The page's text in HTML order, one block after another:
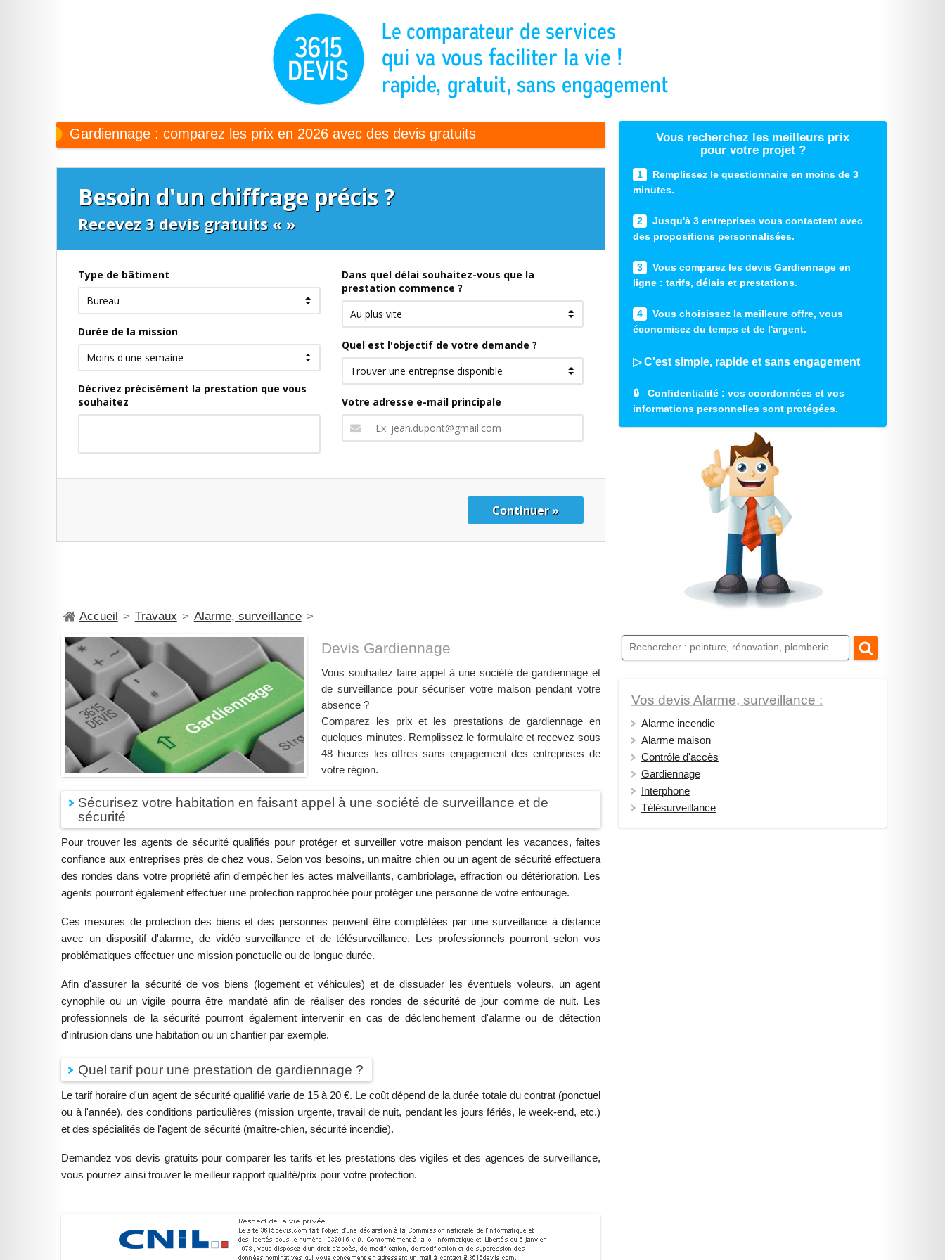
Gardiennage : comparez les prix en 2026 avec des devis gratuits
Accueil > Travaux > Alarme, surveillance >
Devis Gardiennage
Vous souhaitez faire appel à une société de gardiennage et
de surveillance pour sécuriser votre maison pendant votre
absence ?
Comparez les prix et les prestations de gardiennage en
quelques minutes. Remplissez le formulaire et recevez sous
48 heures les offres sans engagement des entreprises de
votre région.
Sécurisez votre habitation en faisant appel à une société de surveillance et de
sécurité
Pour trouver les agents de sécurité qualifiés pour protéger et surveiller votre maison pendant les vacances, faites
confiance aux entreprises près de chez vous. Selon vos besoins, un maître chien ou un agent de sécurité effectuera
des rondes dans votre propriété afin d'empêcher les actes malveillants, cambriolage, effraction ou détérioration. Les
agents pourront également effectuer une protection rapprochée pour protéger une personne de votre entourage.
Ces mesures de protection des biens et des personnes peuvent être complétées par une surveillance à distance
avec un dispositif d'alarme, de vidéo surveillance et de télésurveillance. Les professionnels pourront selon vos
problématiques effectuer une mission ponctuelle ou de longue durée.
Afin d'assurer la sécurité de vos biens (logement et véhicules) et de dissuader les éventuels voleurs, un agent
cynophile ou un vigile pourra être mandaté afin de réaliser des rondes de sécurité de jour comme de nuit. Les
professionnels de la sécurité pourront également intervenir en cas de déclenchement d'alarme ou de détection
d'intrusion dans une habitation ou un chantier par exemple.
Quel tarif pour une prestation de gardiennage ?
Le tarif horaire d'un agent de sécurité qualifié varie de 15 à 20 €. Le coût dépend de la durée totale du contrat (ponctuel
ou à l'année), des conditions particulières (mission urgente, travail de nuit, pendant les jours fériés, le week-end, etc.)
et des spécialités de l'agent de sécurité (maître-chien, sécurité incendie).
Demandez vos devis gratuits pour comparer les tarifs et les prestations des vigiles et des agences de surveillance,
vous pourrez ainsi trouver le meilleur rapport qualité/prix pour votre protection.
Vous recherchez les meilleurs prix
pour votre projet ?
1
Remplissez le questionnaire en moins de 3
minutes.
2
Jusqu'à 3 entreprises vous contactent avec
des propositions personnalisées.
3
Vous comparez les devis Gardiennage en
ligne : tarifs, délais et prestations.
4
Vous choisissez la meilleure offre, vous
économisez du temps et de l'argent.
▷ C'est simple, rapide et sans engagement
🔒 Confidentialité : vos coordonnées et vos
informations personnelles sont protégées.
Vos devis Alarme, surveillance :
Alarme incendie
Alarme maison
Contrôle d'accès
Gardiennage
Interphone
Télésurveillance